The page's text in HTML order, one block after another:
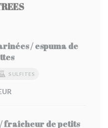
/ espuma de
SULFITES
fraîcheur de petits